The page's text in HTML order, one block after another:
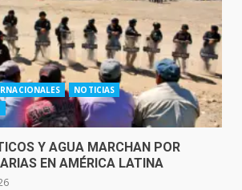
NOTICIAS
Y AGUA MARCHAN POR
EN AMÉRICA LATINA